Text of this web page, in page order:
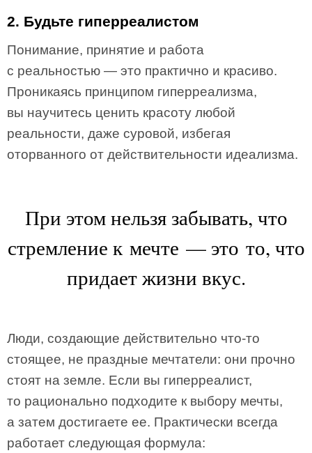
2. Будьте гиперреалистом
Понимание, принятие и работа
с реальностью — это практично и красиво.
Проникаясь принципом гиперреализма,
вы научитесь ценить красоту любой
реальности, даже суровой, избегая
оторванного от действительности идеализма.
При этом нельзя забывать, что
стремление к мечте — это то, что
придает жизни вкус.
Люди, создающие действительно что-то
стоящее, не праздные мечтатели: они прочно
стоят на земле. Если вы гиперреалист,
то рационально подходите к выбору мечты,
а затем достигаете ее. Практически всегда
работает следующая формула: